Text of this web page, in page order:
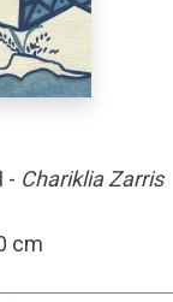
- Chariklia Zarris
cm